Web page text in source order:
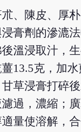
、陳皮、厚
膏劑的滲漉法
溫浸取汁，
13.5克，加
草浸膏打碎後
過，濃縮；
量使溶解，